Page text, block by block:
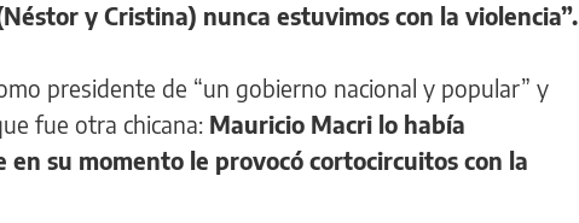
y Cristina) nunca estuvimos con la violencia”.
presidente de “un gobierno nacional y popular” y
fue otra chicana: Mauricio Macri lo había
su momento le provocó cortocircuitos con la